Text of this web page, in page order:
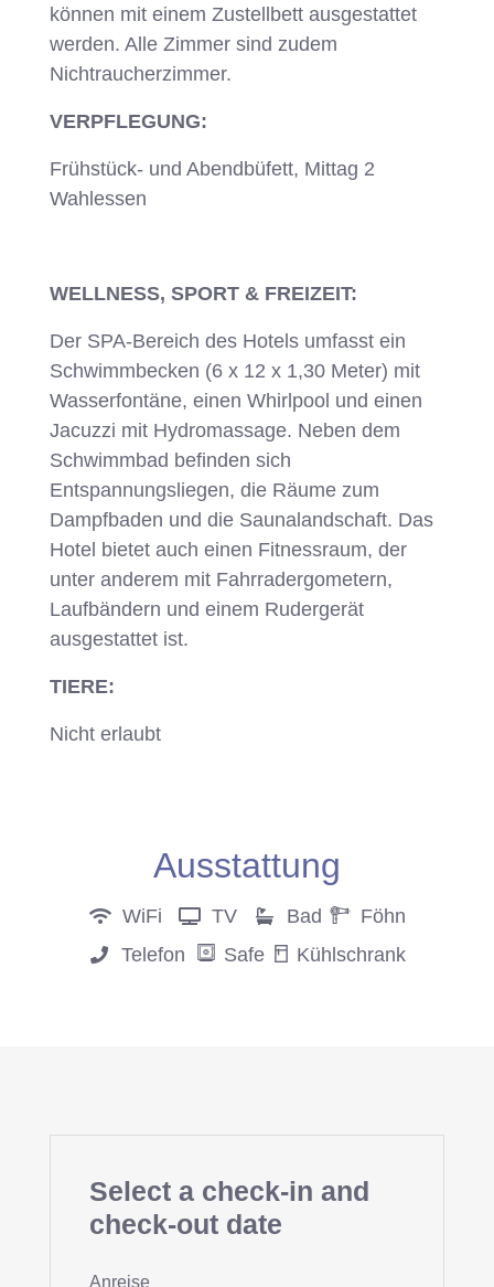
können mit einem Zustellbett ausgestattet
werden. Alle Zimmer sind zudem
Nichtraucherzimmer.
VERPFLEGUNG:
Frühstück- und Abendbüfett, Mittag 2
Wahlessen
WELLNESS, SPORT & FREIZEIT:
Der SPA-Bereich des Hotels umfasst ein
Schwimmbecken (6 x 12 x 1,30 Meter) mit
Wasserfontäne, einen Whirlpool und einen
Jacuzzi mit Hydromassage. Neben dem
Schwimmbad befinden sich
Entspannungsliegen, die Räume zum
Dampfbaden und die Saunalandschaft. Das
Hotel bietet auch einen Fitnessraum, der
unter anderem mit Fahrradergometern,
Laufbändern und einem Rudergerät
ausgestattet ist.
TIERE:
Nicht erlaubt
Ausstattung
WiFi TV Bad
Föhn
Telefon
Safe Kühlschrank
Select a check-in and
check-out date
Anreise